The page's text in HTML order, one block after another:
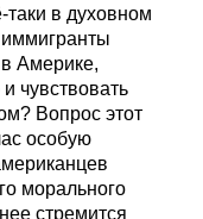
таки в духовном
в Америке,
чувствовать
Вопрос этот
особую
морального
стремится